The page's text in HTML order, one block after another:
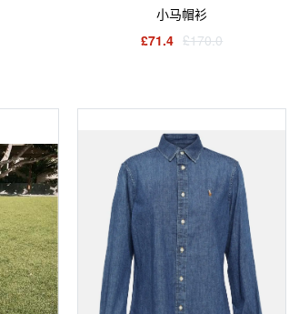
小马帽衫
£71.4 £170.0